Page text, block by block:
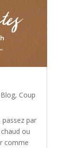
Blog, Coup
par
ou
comme